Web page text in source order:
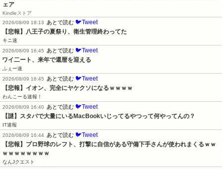
ェア
Kindleストア
2026/08/09 18:13
あとで読む 🐦Tweet
【悲報】八王子の夏祭り、衛生管理終わってた
キニ速
2026/08/09 16:45
あとで読む 🐦Tweet
ワイ二ート、来年で還暦を迎える
ふぇー速
2026/08/09 16:45
あとで読む 🐦Tweet
【悲報】イオン、完全にヤケクソになるｗｗｗｗ
わんこーる速報！
2026/08/09 16:40
あとで読む 🐦Tweet
【謎】スタバで大量にいるMacBookいじってるやつって何やってんの？
IT速報
2026/08/09 16:44 あとで読む 🐦Tweet
【悲報】プロ野球のレフト、打撃に自信がある守備下手さんが使われまくるｗｗ
ｗｗｗｗｗｗｗｗ
なんJクエスト